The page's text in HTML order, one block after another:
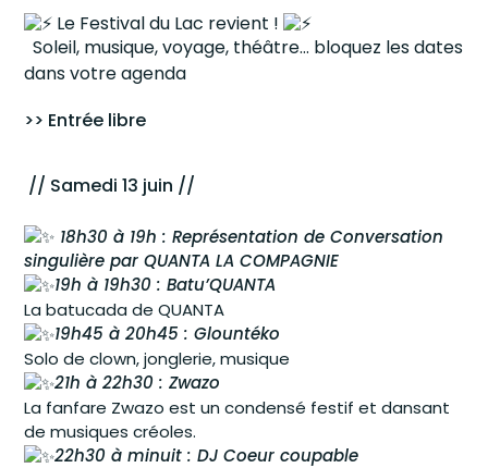
Le Festival du Lac revient !
Soleil, musique, voyage, théâtre… bloquez les dates
dans votre agenda
>> Entrée libre
// Samedi 13 juin //
18h30 à 19h : Représentation de Conversation
singulière par QUANTA LA COMPAGNIE
19h à 19h30 : Batu’QUANTA
La batucada de QUANTA
19h45 à 20h45 : Glountéko
Solo de clown, jonglerie, musique
21h à 22h30 : Zwazo
La fanfare Zwazo est un condensé festif et dansant
de musiques créoles.
22h30 à minuit : DJ Coeur coupable